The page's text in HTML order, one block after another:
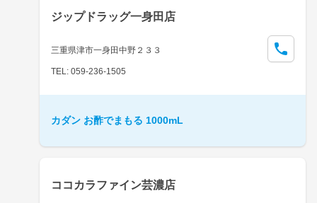
ジップドラッグ一身田店
三重県津市一身田中野２３３
TEL: 059-236-1505
カダン お酢でまもる 1000mL
ココカラファイン芸濃店